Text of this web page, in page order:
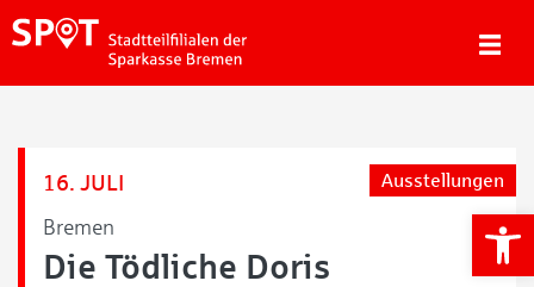
16. JULI
Bremen
Ausstellungen
Die Tödliche Doris